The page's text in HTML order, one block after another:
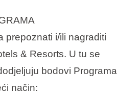
prepoznati i/ili nagraditi
& Resorts. U tu se
bodovi Programa
način: